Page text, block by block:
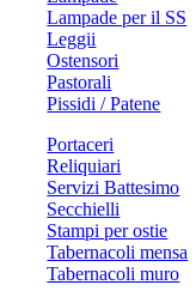
Lampade per il SS
Leggii
Ostensori
Pastorali
Pissidi / Patene
Portaceri
Reliquiari
Servizi Battesimo
Secchielli
Stampi per ostie
Tabernacoli mensa
Tabernacoli muro